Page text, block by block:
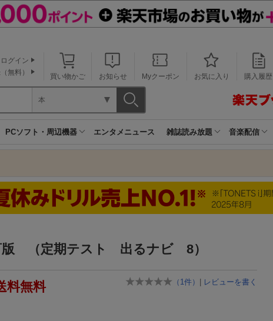
買い物かご お知らせ Myクーポン お気に入り 購入履歴
ログイン
無料）
本
PCソフト・周辺機器 エンタメニュース 雑誌読み放題 音楽配信
（定期テスト 出るナビ 8）
（ 1件） | レビューを書く
料無料